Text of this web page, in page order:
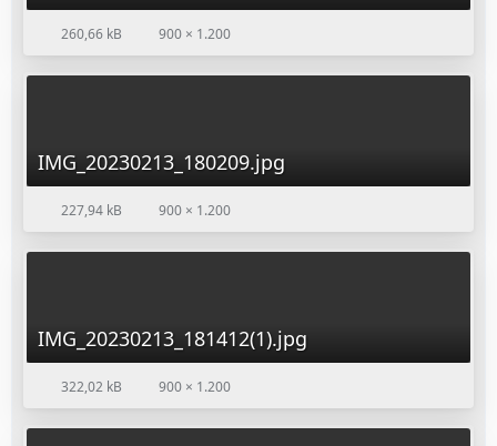
260,66 kB 900 × 1.200
IMG_20230213_180209.jpg
227,94 kB 900 × 1.200
IMG_20230213_181412(1).jpg
322,02 kB 900 × 1.200